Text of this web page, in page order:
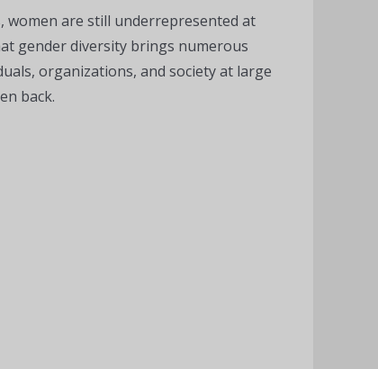
are still underrepresented at
gender diversity brings numerous
organizations, and society at large
back.